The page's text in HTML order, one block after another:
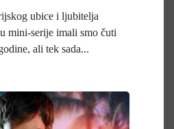
ubice i ljubitelja
mini-serije imali smo čuti
ali tek sada...